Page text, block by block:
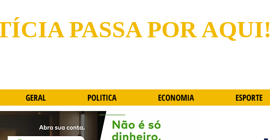
PASSA POR AQUI!
GERAL POLITICA ECONOMIA ESPORTE